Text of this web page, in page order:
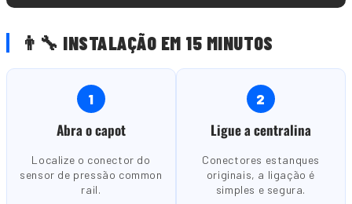
👨🔧 INSTALAÇÃO EM 15 MINUTOS
1
Abra o capot
Localize o conector do
sensor de pressão common
rail.
2
Ligue a centralina
Conectores estanques
originais, a ligação é
simples e segura.